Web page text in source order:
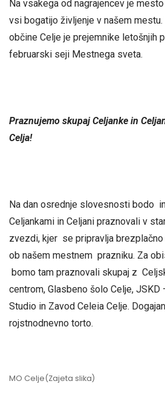
Na vsakega od nagrajencev je
vsi bogatijo življenje v našem
občine Celje je prejemnike letošnjih
februarski seji Mestnega sveta.
Praznujemo skupaj Celjanke in
Celja!
Na dan osrednje slovesnosti bodo
Celjankami in Celjani praznovali v
zvezdi, kjer se pripravlja
ob našem mestnem prazniku. Za
bomo tam praznovali skupaj z
centrom, Glasbeno šolo Celje, JSKD
Studio in Zavod Celeia Celje.
rojstnodnevno torto.
MO Celje(Zajeta slika)